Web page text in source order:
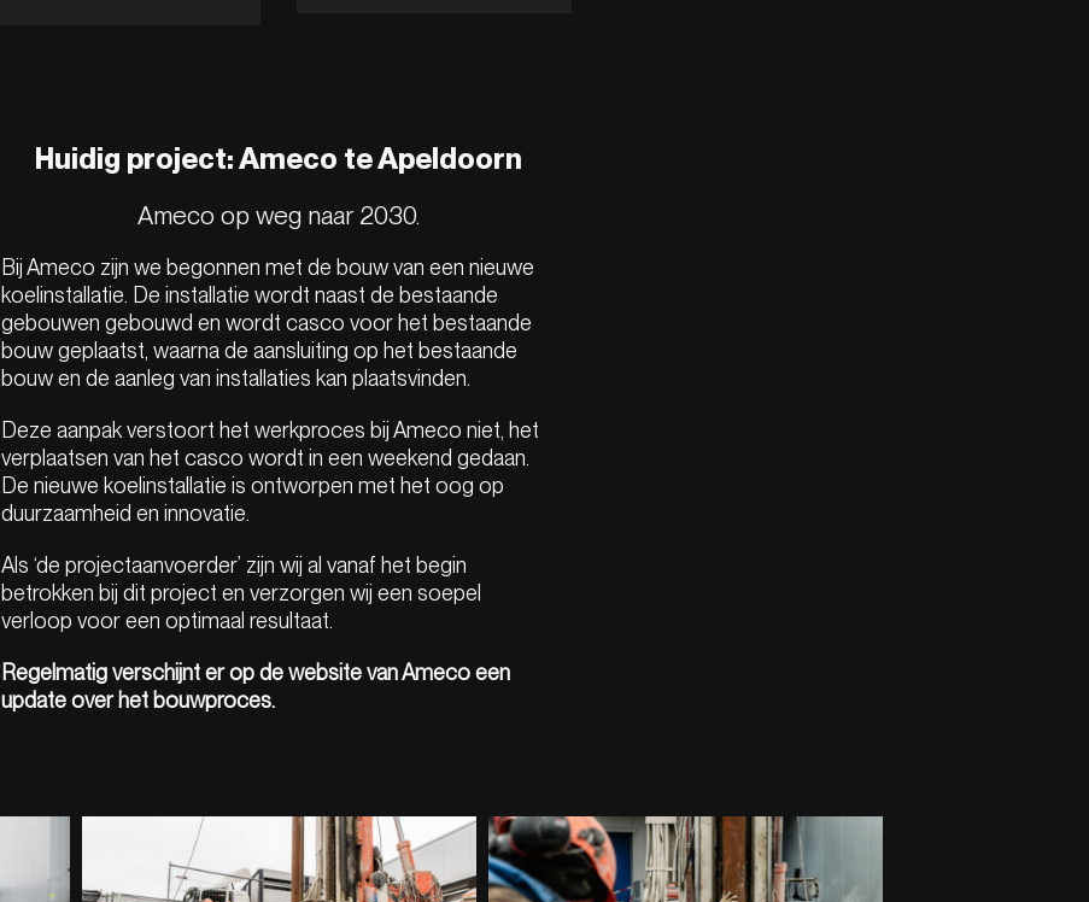
Huidig project: Ameco te Apeldoorn
Ameco op weg naar 2030.
Bij Ameco zijn we begonnen met de bouw van een nieuwe
koelinstallatie. De installatie wordt naast de bestaande
gebouwen gebouwd en wordt casco voor het bestaande
bouw geplaatst, waarna de aansluiting op het bestaande
bouw en de aanleg van installaties kan plaatsvinden.
Deze aanpak verstoort het werkproces bij Ameco niet, het
verplaatsen van het casco wordt in een weekend gedaan.
De nieuwe koelinstallatie is ontworpen met het oog op
duurzaamheid en innovatie.
Als ‘de projectaanvoerder’ zijn wij al vanaf het begin
betrokken bij dit project en verzorgen wij een soepel
verloop voor een optimaal resultaat.
Regelmatig verschijnt er op de website van Ameco een
update over het bouwproces.